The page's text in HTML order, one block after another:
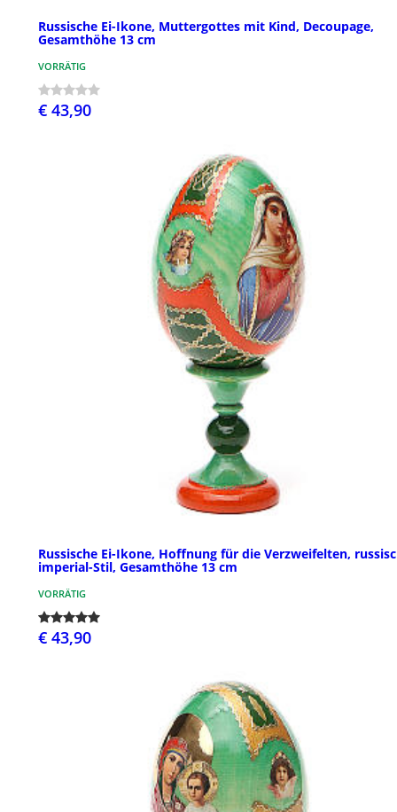
Russische Ei-Ikone, Muttergottes mit Kind, Decoupage,
Gesamthöhe 13 cm
VORRÄTIG
€ 43,90
Russische Ei-Ikone, Hoffnung für die Verzweifelten,
imperial-Stil, Gesamthöhe 13 cm
VORRÄTIG
€ 43,90